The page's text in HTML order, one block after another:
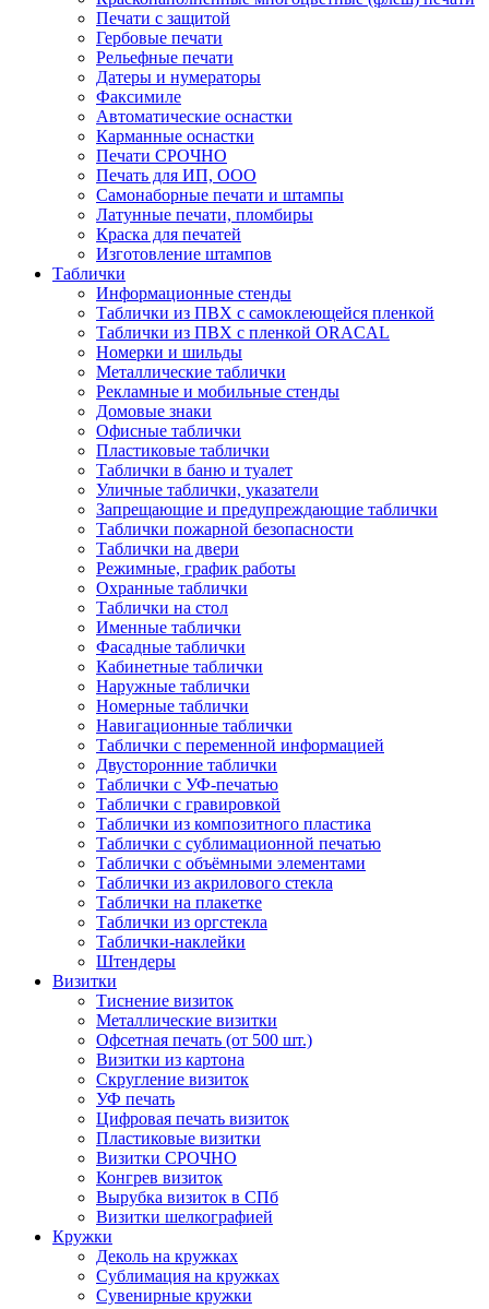
Печати с защитой
Гербовые печати
Рельефные печати
Датеры и нумераторы
Факсимиле
Автоматические оснастки
Карманные оснастки
Печати СРОЧНО
Печать для ИП, ООО
Самонаборные печати и штампы
Латунные печати, пломбиры
Краска для печатей
Изготовление штампов
Таблички
Информационные стенды
Таблички из ПВХ с самоклеющейся пленкой
Таблички из ПВХ с пленкой ORACAL
Номерки и шильды
Металлические таблички
Рекламные и мобильные стенды
Домовые знаки
Офисные таблички
Пластиковые таблички
Таблички в баню и туалет
Уличные таблички, указатели
Запрещающие и предупреждающие таблички
Таблички пожарной безопасности
Таблички на двери
Режимные, график работы
Охранные таблички
Таблички на стол
Именные таблички
Фасадные таблички
Кабинетные таблички
Наружные таблички
Номерные таблички
Навигационные таблички
Таблички с переменной информацией
Двусторонние таблички
Таблички с УФ-печатью
Таблички с гравировкой
Таблички из композитного пластика
Таблички с сублимационной печатью
Таблички с объёмными элементами
Таблички из акрилового стекла
Таблички на плакетке
Таблички из оргстекла
Таблички-наклейки
Штендеры
Визитки
Тиснение визиток
Металлические визитки
Офсетная печать (от 500 шт.)
Визитки из картона
Скругление визиток
УФ печать
Цифровая печать визиток
Пластиковые визитки
Визитки СРОЧНО
Конгрев визиток
Вырубка визиток в СПб
Визитки шелкографией
Кружки
Деколь на кружках
Сублимация на кружках
Сувенирные кружки